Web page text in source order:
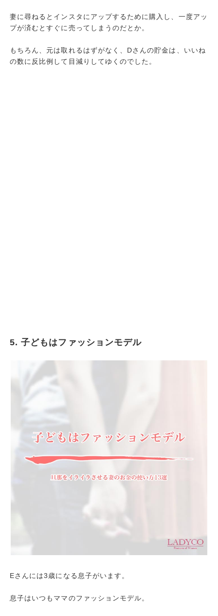
妻に尋ねるとインスタにアップするために購入し、一度アッ
プが済むとすぐに売ってしまうのだとか。
もちろん、元は取れるはずがなく、Dさんの貯金は、いいね
の数に反比例して目減りしてゆくのでした。
5. 子どもはファッションモデル
Eさんには3歳になる息子がいます。
息子はいつもママのファッションモデル。